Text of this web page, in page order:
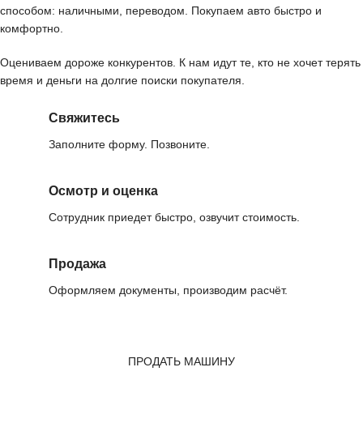
способом: наличными, переводом. Покупаем авто быстро и
комфортно.
Оцениваем дороже конкурентов. К нам идут те, кто не хочет терять
время и деньги на долгие поиски покупателя.
Свяжитесь
Заполните форму. Позвоните.
Осмотр и оценка
Сотрудник приедет быстро, озвучит стоимость.
Продажа
Оформляем документы, производим расчёт.
ПРОДАТЬ МАШИНУ